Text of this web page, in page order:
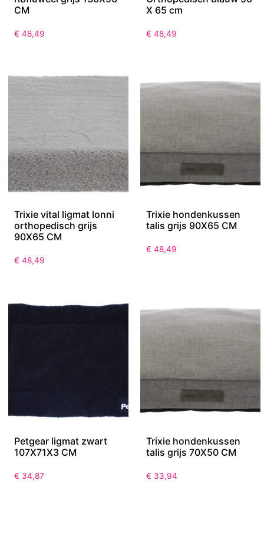
CM
€ 48,49
X 65 cm
€ 48,49
Trixie vital ligmat lonni
orthopedisch grijs
90X65 CM
€ 48,49
Trixie hondenkussen
talis grijs 90X65 CM
€ 48,49
Petgear ligmat zwart
107X71X3 CM
€ 34,87
Trixie hondenkussen
talis grijs 70X50 CM
€ 33,94